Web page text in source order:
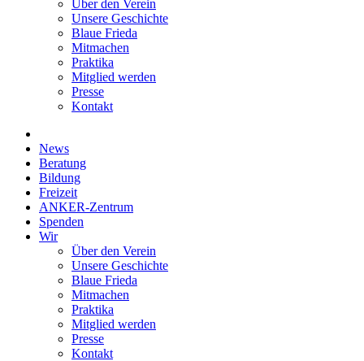
Über den Verein
Unsere Geschichte
Blaue Frieda
Mitmachen
Praktika
Mitglied werden
Presse
Kontakt
News
Beratung
Bildung
Freizeit
ANKER-Zentrum
Spenden
Wir
Über den Verein
Unsere Geschichte
Blaue Frieda
Mitmachen
Praktika
Mitglied werden
Presse
Kontakt